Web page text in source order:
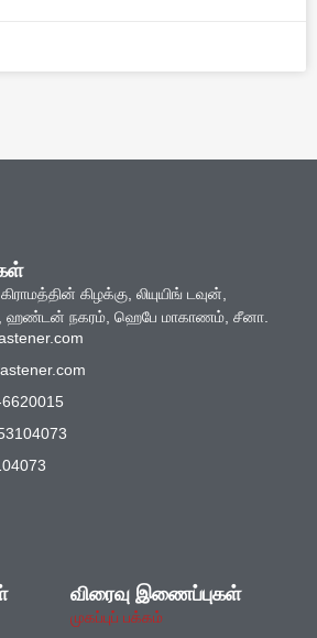
விரைவு இணைப்புகள்
முகப்புப் பக்கம்
கிழக்கு, லியுயிங் டவுன்,
ஹண்டன் நகரம், ஹெபே மாகாணம், சீனா.